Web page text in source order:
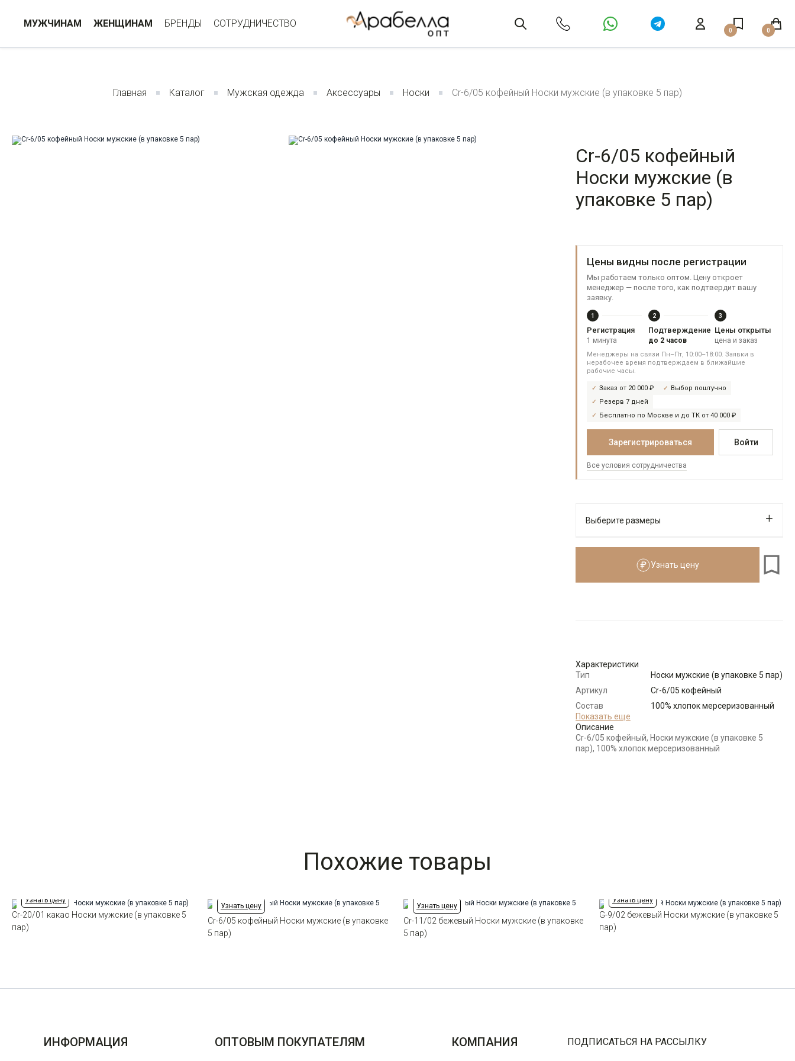
МУЖЧИНАМ ЖЕНЩИНАМ БРЕНДЫ СОТРУДНИЧЕСТВО
0 0
Главная Каталог Мужская одежда Аксессуары Носки Cr-6/05 кофейный Носки мужские (в упаковке 5 пар)
Cr-6/05 кофейный
Носки мужские (в
упаковке 5 пар)
Цены видны после регистрации
Мы работаем только оптом. Цену откроет
менеджер — после того, как подтвердит вашу
заявку.
1
Регистрация
1 минута
2
Подтверждение
до 2 часов
3
Цены открыты
цена и заказ
Менеджеры на связи Пн–Пт, 10:00–18:00. Заявки в
нерабочее время подтверждаем в ближайшие
рабочие часы.
Заказ от 20 000 ₽
Выбор поштучно
Резерв 7 дней
Бесплатно по Москве и до ТК от 40 000 ₽
Зарегистрироваться Войти
Все условия сотрудничества
Выберите размеры
Размеры для ростасм
Узнать цену
Характеристики
Тип
Носки мужские (в упаковке 5 пар)
Артикул
Cr-6/05 кофейный
Состав
сырья
100% хлопок мерсеризованный
Бренд
Цвет
Бежевый
Показать еще
Описание
Cr-6/05 кофейный, Носки мужские (в упаковке 5
пар), 100% хлопок мерсеризованный
Похожие товары
Узнать цену
Cr-20/01 какао Носки мужские (в упаковке 5
пар)
Узнать цену
Cr-6/05 кофейный Носки мужские (в упаковке
5 пар)
Узнать цену
Cr-11/02 бежевый Носки мужские (в упаковке
5 пар)
Узнать цену
G-9/02 бежевый Носки мужские (в упаковке 5
пар)
ИНФОРМАЦИЯ ОПТОВЫМ ПОКУПАТЕЛЯМ КОМПАНИЯ ПОДПИСАТЬСЯ НА РАССЫЛКУ